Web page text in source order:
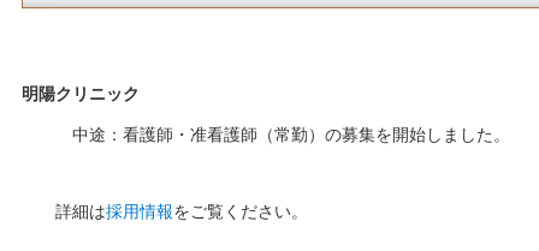
明陽クリニック
中途：看護師・准看護師（常勤）の募集を開始しました。
詳細は採用情報をご覧ください。